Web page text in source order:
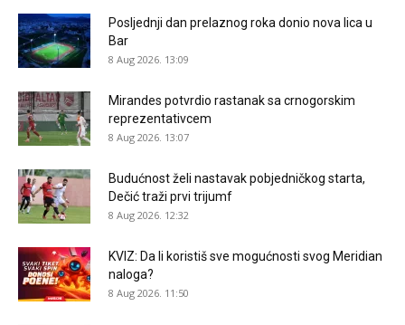
Posljednji dan prelaznog roka donio nova lica u
Bar
8 Aug 2026. 13:09
Mirandes potvrdio rastanak sa crnogorskim
reprezentativcem
8 Aug 2026. 13:07
Budućnost želi nastavak pobjedničkog starta,
Dečić traži prvi trijumf
8 Aug 2026. 12:32
KVIZ: Da li koristiš sve mogućnosti svog Meridian
naloga?
8 Aug 2026. 11:50